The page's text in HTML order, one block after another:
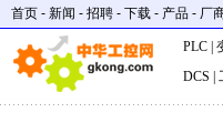
首页 - 新闻 - 招聘 - 下载 - 产品 - 厂
PLC
DCS